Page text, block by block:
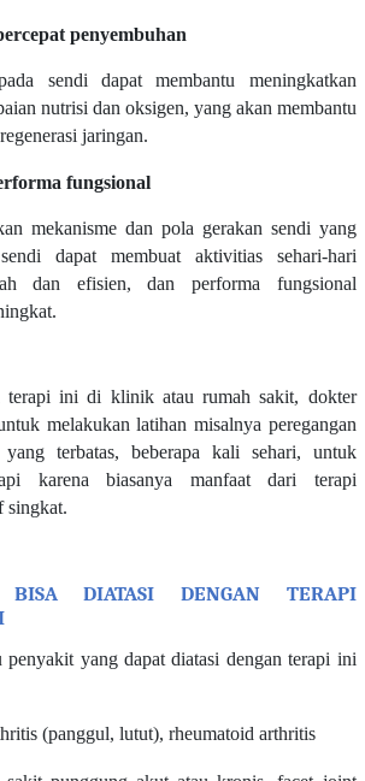
penyembuhan
sendi dapat membantu meningkatkan
nutrisi dan oksigen, yang akan membantu
jaringan.
fungsional
mekanisme dan pola gerakan sendi yang
dapat membuat aktivitias sehari-hari
dan efisien, dan performa fungsional
terapi ini di klinik atau rumah sakit, dokter
melakukan latihan misalnya peregangan
terbatas, beberapa kali sehari, untuk
karena biasanya manfaat dari terapi
singkat.
BISA DIATASI DENGAN TERAPI
penyakit yang dapat diatasi dengan terapi ini
(panggul, lutut), rheumatoid arthritis